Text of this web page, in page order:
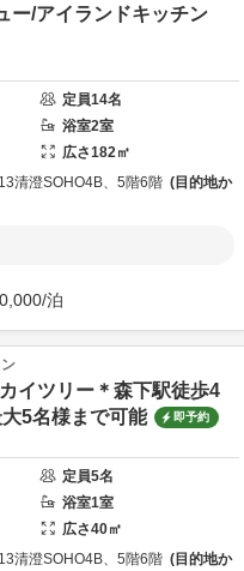
ー/アイランドキッチン
定員14名
浴室2室
広さ182㎡
清澄SOHO4B、5階6階
目的地か
/泊
イツリー＊森下駅徒歩4
5名様まで可能
即予約
定員5名
浴室1室
広さ40㎡
清澄SOHO4B、5階6階
目的地か